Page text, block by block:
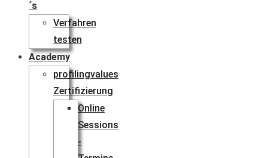
´s
Verfahren
testen
Academy
profilingvalues
Zertifizierung
Online
Sessions
-